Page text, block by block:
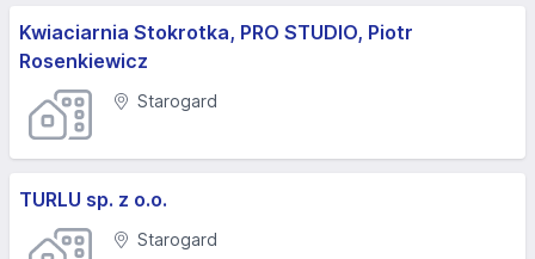
Kwiaciarnia Stokrotka, PRO STUDIO, Piotr
Rosenkiewicz
Starogard
TURLU sp. z o.o.
Starogard